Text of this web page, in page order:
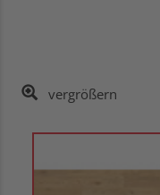
vergrößern